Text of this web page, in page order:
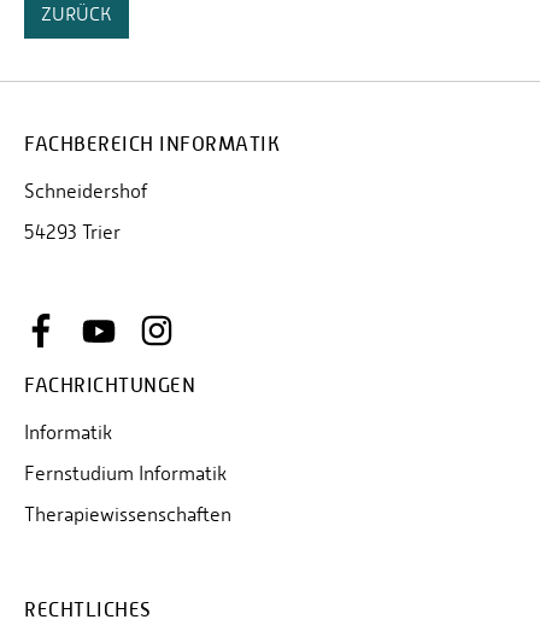
ZURÜCK
FACHBEREICH INFORMATIK
Schneidershof
54293 Trier
FACHRICHTUNGEN
Informatik
Fernstudium Informatik
Therapiewissenschaften
RECHTLICHES